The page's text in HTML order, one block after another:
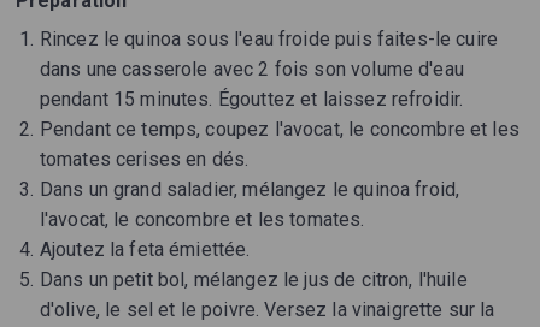
Rincez le quinoa sous l'eau froide puis faites-le cuire
dans une casserole avec 2 fois son volume d'eau
pendant 15 minutes. Égouttez et laissez refroidir.
Pendant ce temps, coupez l'avocat, le concombre et les
tomates cerises en dés.
Dans un grand saladier, mélangez le quinoa froid,
l'avocat, le concombre et les tomates.
Ajoutez la feta émiettée.
Dans un petit bol, mélangez le jus de citron, l'huile
d'olive, le sel et le poivre. Versez la vinaigrette sur la